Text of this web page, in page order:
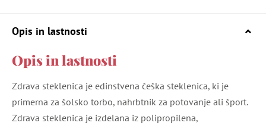
Opis in lastnosti
Opis in lastnosti
Zdrava steklenica je edinstvena češka steklenica, ki je
primerna za šolsko torbo, nahrbtnik za potovanje ali šport.
Zdrava steklenica je izdelana iz polipropilena,